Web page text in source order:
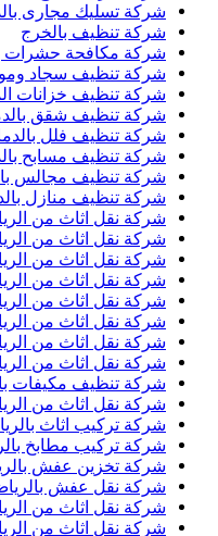
شركة تسليك مجارى
شركة تنظيف بالخرج
شركة مكافحة حشرات
شركة تنظيف سجاد
شركة تنظيف خزانات
شركة تنظيف شقق
شركة تنظيف فلل
شركة تنظيف مسابح
شركة تنظيف مجالس
شركة تنظيف منازل
شركة نقل اثاث من
شركة نقل اثاث من
شركة نقل اثاث من
شركة نقل اثاث من
شركة نقل اثاث من
شركة نقل اثاث من
شركة نقل اثاث من
شركة نقل اثاث من
شركة تنظيف مكيفات
شركة نقل اثاث من
شركة تركيب اثاث
شركة تركيب مطابخ
شركة تخزين عفش
شركة نقل عفش
شركة نقل اثاث من
شركة نقل اثاث من